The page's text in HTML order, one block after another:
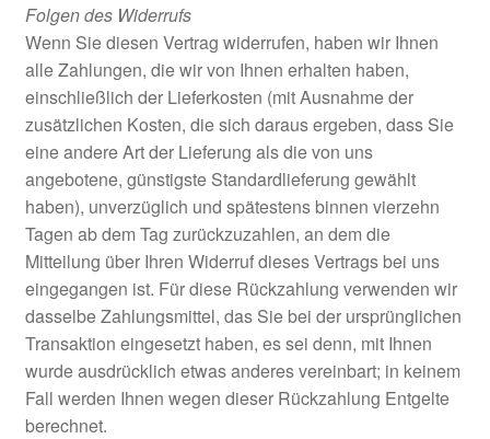
Folgen des Widerrufs
Wenn Sie diesen Vertrag widerrufen, haben wir Ihnen
alle Zahlungen, die wir von Ihnen erhalten haben,
einschließlich der Lieferkosten (mit Ausnahme der
zusätzlichen Kosten, die sich daraus ergeben, dass Sie
eine andere Art der Lieferung als die von uns
angebotene, günstigste Standardlieferung gewählt
haben), unverzüglich und spätestens binnen vierzehn
Tagen ab dem Tag zurückzuzahlen, an dem die
Mitteilung über Ihren Widerruf dieses Vertrags bei uns
eingegangen ist. Für diese Rückzahlung verwenden wir
dasselbe Zahlungsmittel, das Sie bei der ursprünglichen
Transaktion eingesetzt haben, es sei denn, mit Ihnen
wurde ausdrücklich etwas anderes vereinbart; in keinem
Fall werden Ihnen wegen dieser Rückzahlung Entgelte
berechnet.